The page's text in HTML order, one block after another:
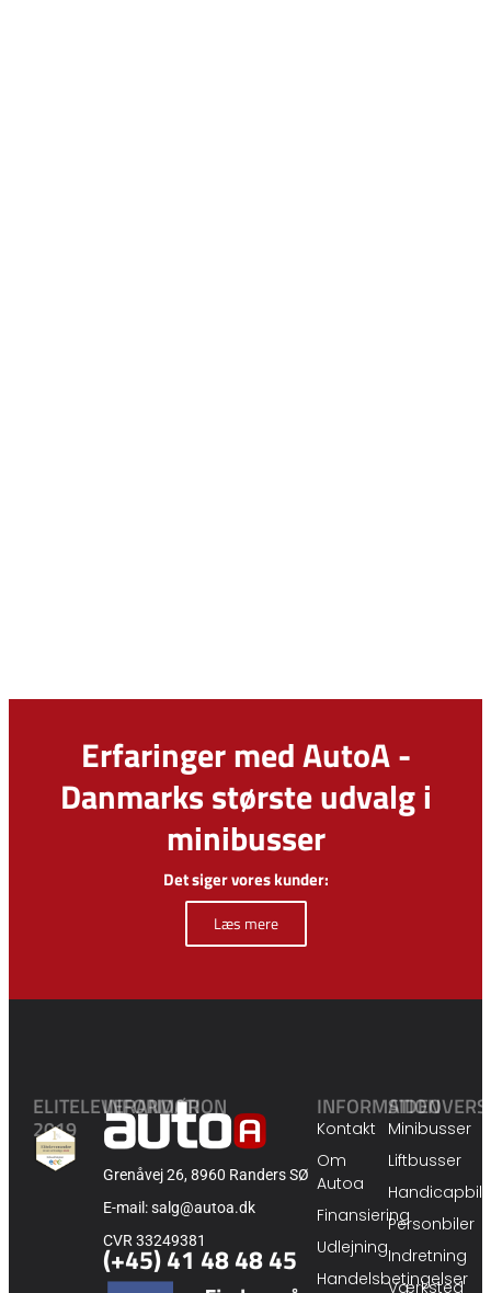
Erfaringer med AutoA -
Danmarks største udvalg i
minibusser
Det siger vores kunder:
Læs mere
Minibusser
Liftbusser
Personbiler
Indretning
Værksted
INFORMATION
Kontakt
Om
Autoa
Finansiering
Udlejning
Handelsbetingelser
INFORMATION
Grenåvej 26, 8960 Randers SØ
E-mail: salg@autoa.dk
CVR 33249381
(+45) 41 48 48 45
ELITELEVERANDØR
2019